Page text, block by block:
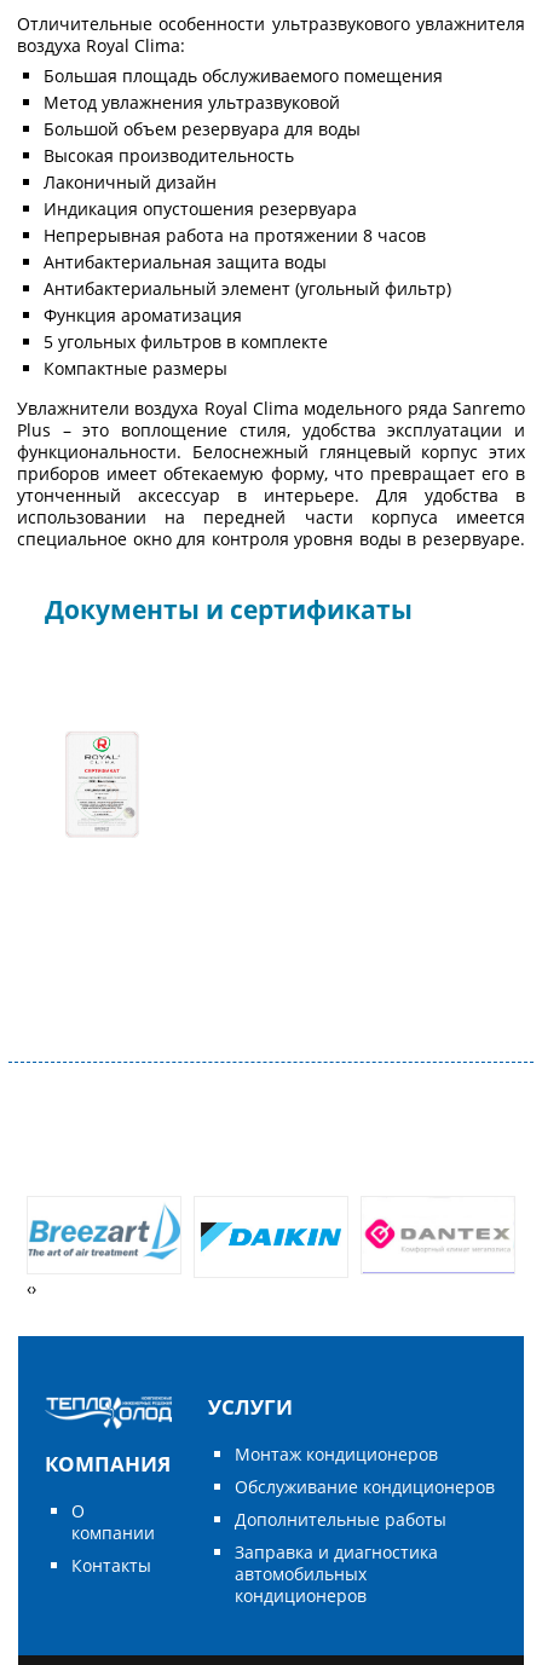
Отличительные особенности ультразвукового увлажнителя
воздуха Royal Clima:
Большая площадь обслуживаемого помещения
Метод увлажнения ультразвуковой
Большой объем резервуара для воды
Высокая производительность
Лаконичный дизайн
Индикация опустошения резервуара
Непрерывная работа на протяжении 8 часов
Антибактериальная защита воды
Антибактериальный элемент (угольный фильтр)
Функция ароматизация
5 угольных фильтров в комплекте
Компактные размеры
Увлажнители воздуха Royal Clima модельного ряда Sanremo
Plus – это воплощение стиля, удобства эксплуатации и
функциональности. Белоснежный глянцевый корпус этих
приборов имеет обтекаемую форму, что превращает его в
утонченный аксессуар в интерьере. Для удобства в
использовании на передней части корпуса имеется
специальное окно для контроля уровня воды в резервуаре.
Документы и сертификаты
‹›
КОМПАНИЯ
О
компании
Контакты
УСЛУГИ
Монтаж кондиционеров
Обслуживание кондиционеров
Дополнительные работы
Заправка и диагностика
автомобильных
кондиционеров